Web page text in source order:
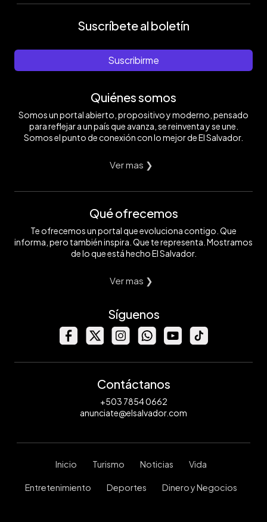
Suscríbete al boletín
Suscribirme
Quiénes somos
Somos un portal abierto, propositivo y moderno, pensado
para reflejar a un país que avanza, se reinventa y se une.
Somos el punto de conexión con lo mejor de El Salvador.
Ver mas ❯
Qué ofrecemos
Te ofrecemos un portal que evoluciona contigo. Que
informa, pero también inspira. Que te representa. Mostramos
de lo que está hecho El Salvador.
Ver mas ❯
Síguenos
Contáctanos
+503 7854 0662
anunciate@elsalvador.com
Inicio Turismo Noticias Vida
Entretenimiento Deportes Dinero y Negocios